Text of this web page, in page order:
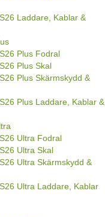
Laddare, Kablar &
Plus Fodral
Plus Skal
Plus Skärmskydd &
Plus Laddare, Kablar &
Ultra Fodral
Ultra Skal
Ultra Skärmskydd &
Ultra Laddare, Kablar